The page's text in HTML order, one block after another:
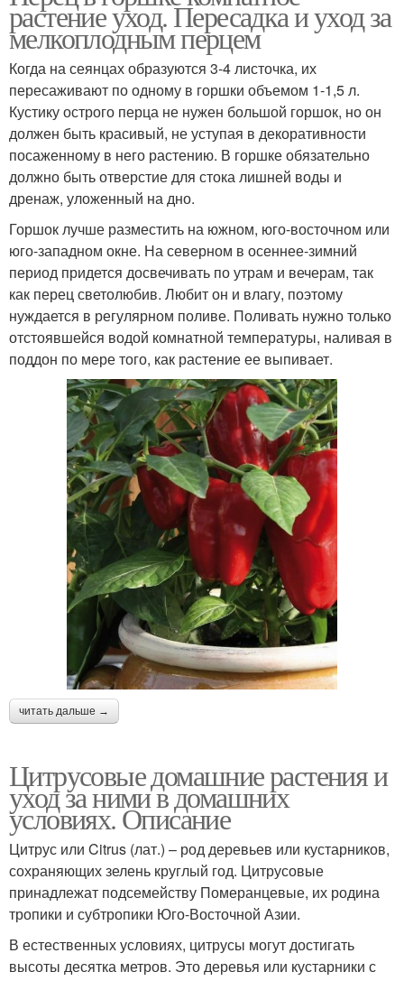
растение уход. Пересадка и уход за
мелкоплодным перцем
Когда на сеянцах образуются 3-4 листочка, их
пересаживают по одному в горшки объемом 1-1,5 л.
Кустику острого перца не нужен большой горшок, но он
должен быть красивый, не уступая в декоративности
посаженному в него растению. В горшке обязательно
должно быть отверстие для стока лишней воды и
дренаж, уложенный на дно.
Горшок лучше разместить на южном, юго-восточном или
юго-западном окне. На северном в осеннее-зимний
период придется досвечивать по утрам и вечерам, так
как перец светолюбив. Любит он и влагу, поэтому
нуждается в регулярном поливе. Поливать нужно только
отстоявшейся водой комнатной температуры, наливая в
поддон по мере того, как растение ее выпивает.
читать дальше →
Цитрусовые домашние растения и
уход за ними в домашних
условиях. Описание
Цитрус или Citrus (лат.) – род деревьев или кустарников,
сохраняющих зелень круглый год. Цитрусовые
принадлежат подсемейству Померанцевые, их родина
тропики и субтропики Юго-Восточной Азии.
В естественных условиях, цитрусы могут достигать
высоты десятка метров. Это деревья или кустарники с